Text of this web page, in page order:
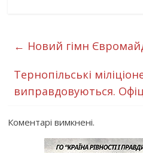
← Новий гімн
Тернопільські
виправдовуються.
Коментарі вимкнені.